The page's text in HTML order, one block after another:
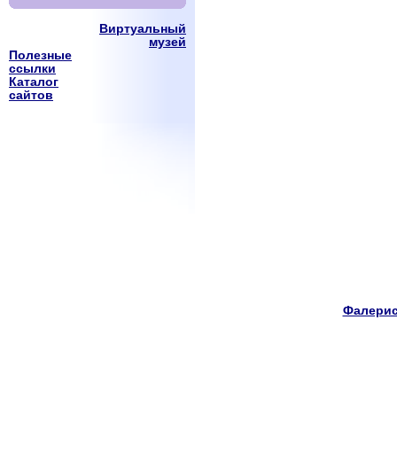
Виртуальный
музей
Полезные
ссылки
Каталог
сайтов